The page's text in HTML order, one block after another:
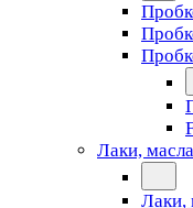
Лаки,
Лаки,